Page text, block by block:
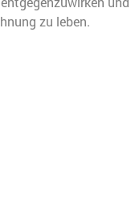
zu leben.